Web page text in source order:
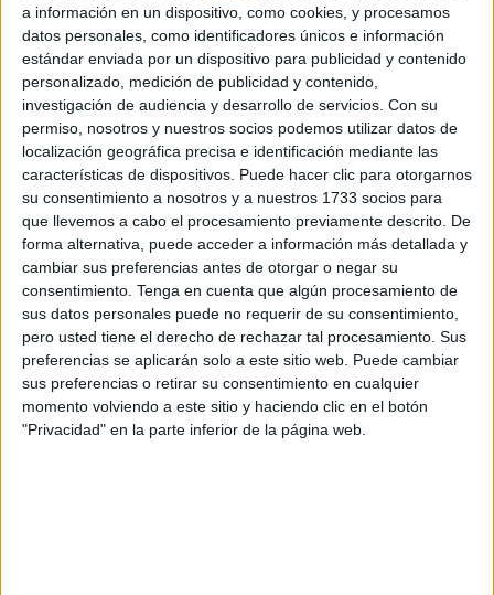
a información en un dispositivo, como cookies, y procesamos
datos personales, como identificadores únicos e información
estándar enviada por un dispositivo para publicidad y contenido
personalizado, medición de publicidad y contenido,
investigación de audiencia y desarrollo de servicios. Con su
permiso, nosotros y nuestros socios podemos utilizar datos de
localización geográfica precisa e identificación mediante las
características de dispositivos. Puede hacer clic para otorgarnos
su consentimiento a nosotros y a nuestros 1733 socios para
que llevemos a cabo el procesamiento previamente descrito. De
forma alternativa, puede acceder a información más detallada y
cambiar sus preferencias antes de otorgar o negar su
consentimiento. Tenga en cuenta que algún procesamiento de
sus datos personales puede no requerir de su consentimiento,
pero usted tiene el derecho de rechazar tal procesamiento. Sus
preferencias se aplicarán solo a este sitio web. Puede cambiar
sus preferencias o retirar su consentimiento en cualquier
momento volviendo a este sitio y haciendo clic en el botón
"Privacidad" en la parte inferior de la página web.
La Agrupación DeportivaCeuta Femeninoy elCD
CamoensFemenino juegan este sábado una nueva
jornada dentro del grupo tercero de laSegunda División
Femenina RFEF.
El conjunto de Víctor Cachón lo hace a domicilio visitando
a partir de las 19:00 horas el pabellón de la ciudad
deportiva de Cáceres para enfrentarse al CD Colegio San
José mientras que las de Felipe Morante y José Salinas
jugarán en casa, en el complejo deportivo‘Guillermo
Molina’donde recibirán a partir de las 18:00 horas al Mabe
CD El Ejido Futsal.
Los dos conjuntos ceutíes quieren seguir creciendo tras
los resultados obtenidos en las dos últimas jornadas